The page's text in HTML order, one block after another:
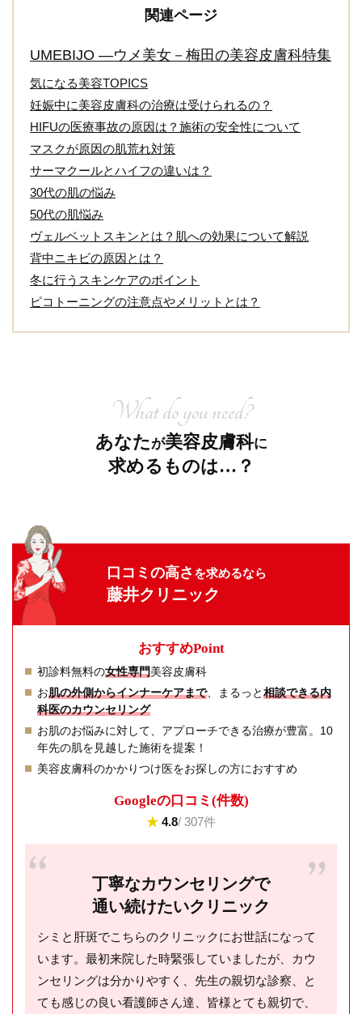
関連ページ
UMEBIJO ―ウメ美女－梅田の美容皮膚科特集
気になる美容TOPICS
妊娠中に美容皮膚科の治療は受けられるの？
HIFUの医療事故の原因は？施術の安全性について
マスクが原因の肌荒れ対策
サーマクールとハイフの違いは？
30代の肌の悩み
50代の肌悩み
ヴェルベットスキンとは？肌への効果について解説
背中ニキビの原因とは？
冬に行うスキンケアのポイント
ピコトーニングの注意点やメリットとは？
What do you need?
あなたが美容皮膚科に
求めるものは…？
口コミの高さ を求めるなら
藤井クリニック
おすすめPoint
初診料無料の女性専門美容皮膚科
お肌の外側からインナーケアまで、まるっと相談できる内
科医のカウンセリング
お肌のお悩みに対して、アプローチできる治療が豊富。10
年先の肌を見越した施術を提案！
美容皮膚科のかかりつけ医をお探しの方におすすめ
Googleの⼝コミ(件数)
★ 4.8/ 307件
丁寧なカウンセリングで
通い続けたいクリニック
シミと肝斑でこちらのクリニックにお世話になって
います。最初来院した時緊張していましたが、カウ
ンセリングは分かりやすく、先生の親切な診察、と
ても感じの良い看護師さん達、皆様とても親切で、